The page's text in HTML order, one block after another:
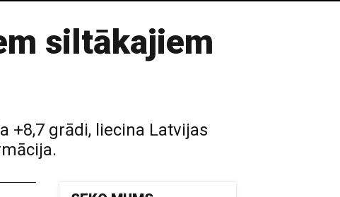
siltākajiem
+8,7 grādi, liecina Latvijas